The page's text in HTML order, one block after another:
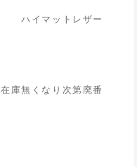
ハイマットレザー
在庫無くなり次第廃番